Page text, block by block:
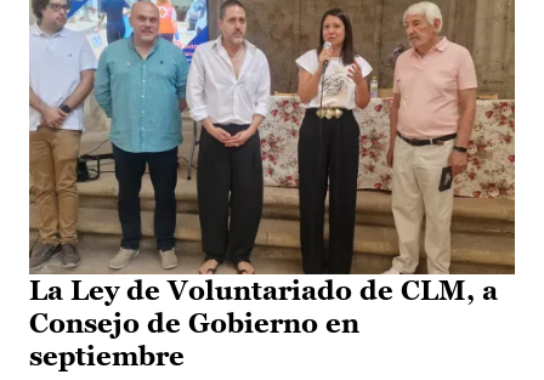
La Ley de Voluntariado de CLM, a
Consejo de Gobierno en
septiembre